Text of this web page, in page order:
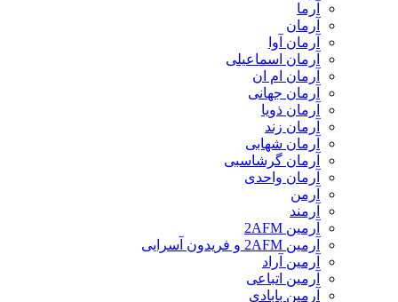
آرما
آرمان
آرمان آوا
آرمان اسماعیلی
آرمان ام ان
آرمان جهانی
آرمان ذویا
آرمان زند
آرمان شهابی
آرمان گرشاسبی
آرمان واحدی
آرمن
آرمند
آرمین 2AFM
آرمین 2AFM و فریدون آسرایی
آرمین آراد
آرمین اتباعی
آرمین بابادی